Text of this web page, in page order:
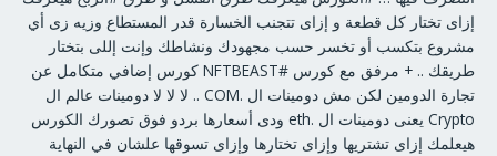
إزاى تختار كل قطعة و إزاى تتجنب الخسارة قدر المستطاع وزيه زى أي
مشروع بتكسب أو تخسر حسب مجهودك ونشاطك وإنت إللى بتختار
طريقك .. + مرفق مع كورس #NFTBEAST كورس إضافي متكامل عن
تجارة الدومين لكن مش دومينات ال .COM .. لا لا لا دومينات عالم ال
Crypto يعنى دومينات ال .eth ودى أسعارها بردو فوق تصورك الكورس
هيعلمك إزاى تشتريها وإزاى تختارها وإزاى تسوقها علشان في النهاية